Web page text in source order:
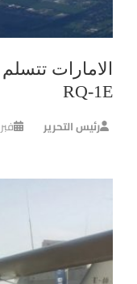
الامارات
RQ-1E
رئيس التحرير فبراير